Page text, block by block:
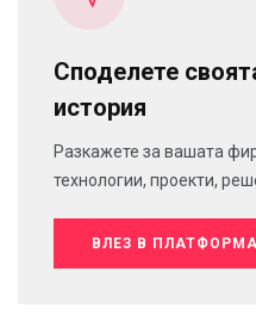
Споделете
история
Разкажете за вашата
технологии, проекти,
ВЛЕЗ В